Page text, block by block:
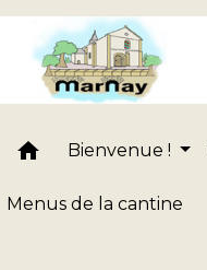
home Bienvenue !
Menus de la cantine